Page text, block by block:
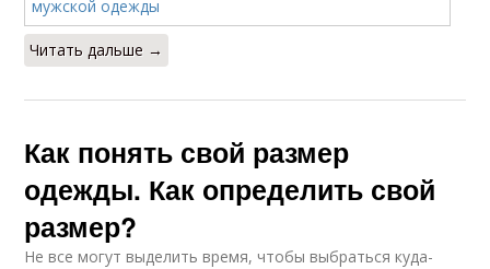
Читать дальше →
Как понять свой размер
одежды. Как определить свой
размер?
Не все могут выделить время, чтобы выбраться куда-